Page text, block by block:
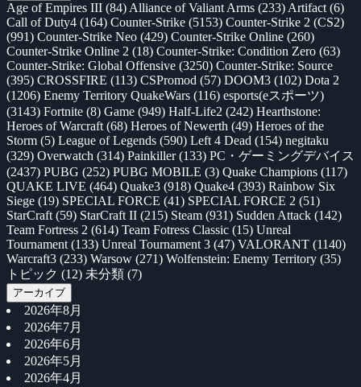
Age of Empires III (84) Alliance of Valiant Arms (233) Artifact (6)
Call of Duty4 (164) Counter-Strike (5153) Counter-Strike 2 (CS2)
(991) Counter-Strike Neo (429) Counter-Strike Online (260)
Counter-Strike Online 2 (18) Counter-Strike: Condition Zero (63)
Counter-Strike: Global Offensive (3250) Counter-Strike: Source
(395) CROSSFIRE (113) CSPromod (57) DOOM3 (102) Dota 2
(1206) Enemy Territory QuakeWars (116) esports(eスポーツ)
(3143) Fortnite (8) Game (949) Half-Life2 (242) Hearthstone:
Heroes of Warcraft (68) Heroes of Newerth (49) Heroes of the
Storm (5) League of Legends (590) Left 4 Dead (154) negitaku
(329) Overwatch (314) Painkiller(133) PC・ゲーミングデバイス
(2437) PUBG (252) PUBG MOBILE (3) Quake Champions (117)
QUAKE LIVE (464) Quake3 (918) Quake4 (393) Rainbow Six
Siege (19) SPECIAL FORCE (41) SPECIAL FORCE 2 (51)
StarCraft (59) StarCraft II (215) Steam (931) Sudden Attack (142)
Team Fortress 2 (614) Team Fotress Classic (15) Unreal
Tournament (133) Unreal Tournament 3 (47) VALORANT (1140)
Warcraft3 (233) Warsow (271) Wolfenstein: Enemy Territory (35)
トピック (12) 未分類 (7)
アーカイブ
2026年8月
2026年7月
2026年6月
2026年5月
2026年4月